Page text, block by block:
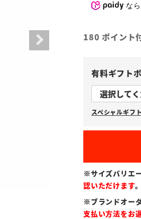
なら
180 ポイント
有料ギフト
スペシャルギフ
※サイズバリエ
認いただけます。
※ブランドオー
支払い方法をお